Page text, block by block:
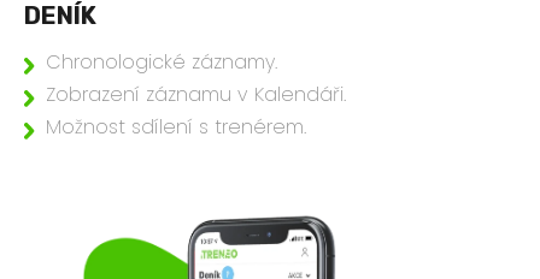
DENÍK
Chronologické záznamy.
Zobrazení záznamu v Kalendáři.
Možnost sdílení s trenérem.